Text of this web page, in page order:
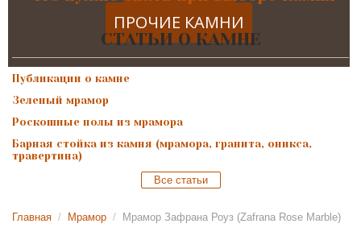
ПРОЧИЕ КАМНИ
СТАТЬИ О КАМНЕ
Публикации о камне
Зеленый мрамор
Роскошные полы из мрамора
Барная стойка из камня (мрамора, гранита, оникса,
травертина)
Все статьи
Главная / Мрамор / Мрамор Зафрана Роуз (Zafrana Rose Marble)